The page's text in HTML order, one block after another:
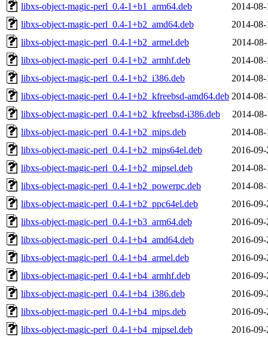
libxs-object-magic-perl_0.4-1+b1_arm64.deb
2014-
libxs-object-magic-perl_0.4-1+b2_amd64.deb
2014-
libxs-object-magic-perl_0.4-1+b2_armel.deb
2014-
libxs-object-magic-perl_0.4-1+b2_armhf.deb
2014-
libxs-object-magic-perl_0.4-1+b2_i386.deb
2014-
libxs-object-magic-perl_0.4-1+b2_kfreebsd-amd64.deb 2014-
libxs-object-magic-perl_0.4-1+b2_kfreebsd-i386.deb
2014-
libxs-object-magic-perl_0.4-1+b2_mips.deb
2014-
libxs-object-magic-perl_0.4-1+b2_mips64el.deb
2016-
libxs-object-magic-perl_0.4-1+b2_mipsel.deb
2014-
libxs-object-magic-perl_0.4-1+b2_powerpc.deb
2014-
libxs-object-magic-perl_0.4-1+b2_ppc64el.deb
2016-
libxs-object-magic-perl_0.4-1+b3_arm64.deb
2016-
libxs-object-magic-perl_0.4-1+b4_amd64.deb
2016-
libxs-object-magic-perl_0.4-1+b4_armel.deb
2016-
libxs-object-magic-perl_0.4-1+b4_armhf.deb
2016-
libxs-object-magic-perl_0.4-1+b4_i386.deb
2016-
libxs-object-magic-perl_0.4-1+b4_mips.deb
2016-
libxs-object-magic-perl_0.4-1+b4_mipsel.deb
2016-